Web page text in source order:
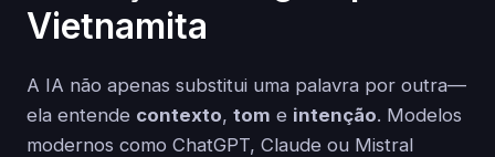
Vietnamita
A IA não apenas substitui uma palavra por outra—
ela entende contexto, tom e intenção. Modelos
modernos como ChatGPT, Claude ou Mistral